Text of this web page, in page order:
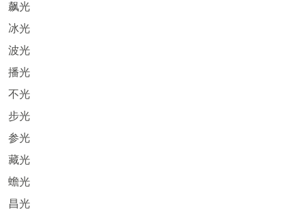
飙光
冰光
波光
播光
不光
步光
参光
藏光
蟾光
昌光